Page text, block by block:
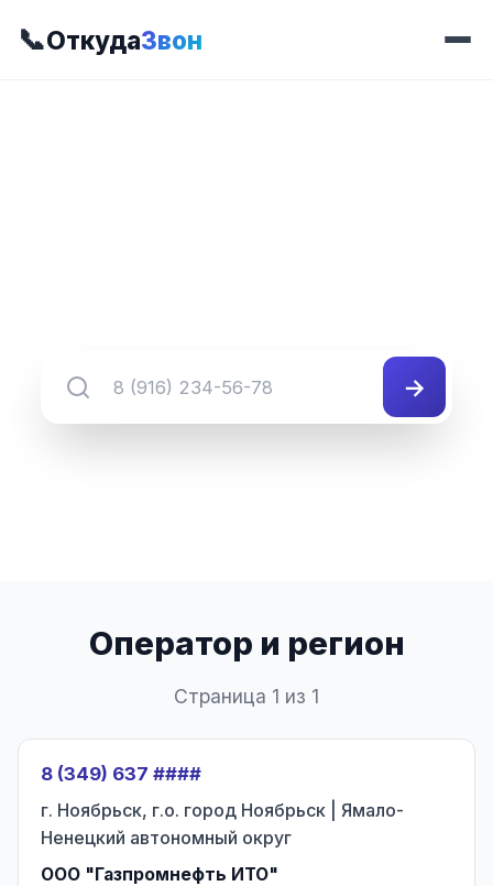
📞ОткудаЗвон
→
Оператор и регион
Страница 1 из 1
8 (349) 637 ####
г. Ноябрьск, г.о. город Ноябрьск | Ямало-
Ненецкий автономный округ
ООО "Газпромнефть ИТО"